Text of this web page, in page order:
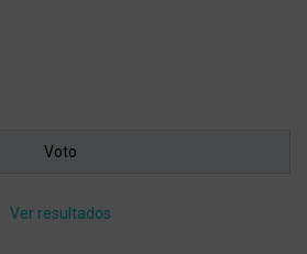
Ver resultados